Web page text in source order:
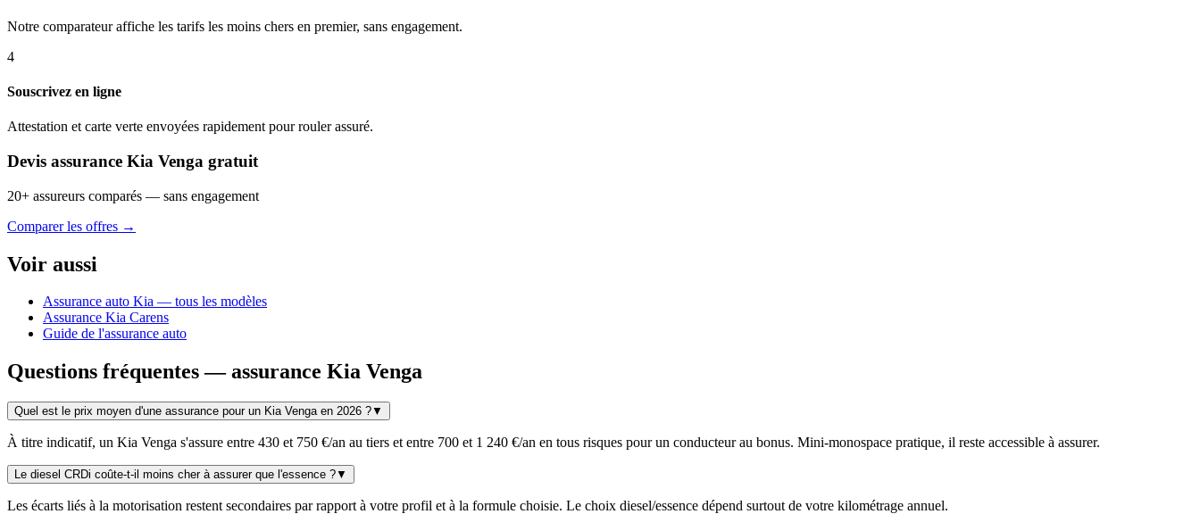
Notre comparateur affiche les tarifs les moins chers en premier, sans engagement.
4
Souscrivez en ligne
Attestation et carte verte envoyées rapidement pour rouler assuré.
Devis assurance Kia Venga gratuit
20+ assureurs comparés — sans engagement
Comparer les offres →
Voir aussi
Assurance auto Kia — tous les modèles
Assurance Kia Carens
Guide de l'assurance auto
Questions fréquentes — assurance Kia Venga
Quel est le prix moyen d'une assurance pour un Kia Venga en 2026 ?▼
À titre indicatif, un Kia Venga s'assure entre 430 et 750 €/an au tiers et entre 700 et 1 240 €/an en tous risques pour un conducteur au bonus. Mini-monospace pratique, il reste accessible à assurer.
Le diesel CRDi coûte-t-il moins cher à assurer que l'essence ?▼
Les écarts liés à la motorisation restent secondaires par rapport à votre profil et à la formule choisie. Le choix diesel/essence dépend surtout de votre kilométrage annuel.